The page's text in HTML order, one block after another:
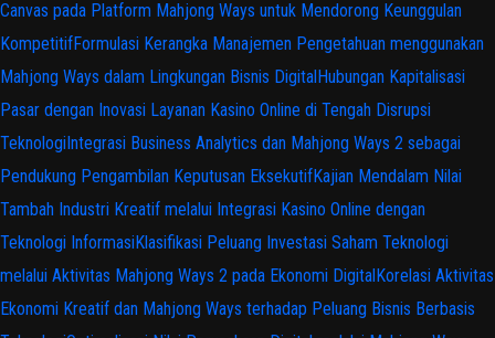
Canvas pada Platform Mahjong Ways untuk Mendorong Keunggulan
KompetitifFormulasi Kerangka Manajemen Pengetahuan menggunakan
Mahjong Ways dalam Lingkungan Bisnis DigitalHubungan Kapitalisasi
Pasar dengan Inovasi Layanan Kasino Online di Tengah Disrupsi
TeknologiIntegrasi Business Analytics dan Mahjong Ways 2 sebagai
Pendukung Pengambilan Keputusan EksekutifKajian Mendalam Nilai
Tambah Industri Kreatif melalui Integrasi Kasino Online dengan
Teknologi InformasiKlasifikasi Peluang Investasi Saham Teknologi
melalui Aktivitas Mahjong Ways 2 pada Ekonomi DigitalKorelasi Aktivitas
Ekonomi Kreatif dan Mahjong Ways terhadap Peluang Bisnis Berbasis